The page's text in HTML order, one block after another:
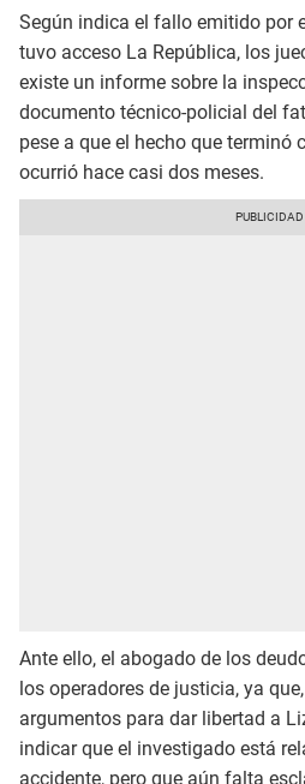
Según indica el fallo emitido por
tuvo acceso La República, los
existe un informe sobre la
documento técnico-policial del
pese a que el hecho que terminó
ocurrió hace casi dos meses.
Ante ello, el abogado de los
los operadores de justicia, ya
argumentos para dar libertad a
indicar que el investigado está
accidente, pero que aún falta